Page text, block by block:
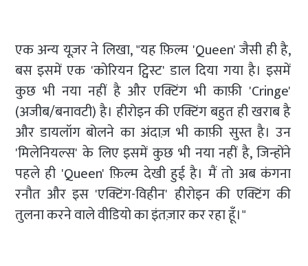
एक अन्य यूज़र ने लिखा, "यह फ़िल्म 'Queen' जैसी ही है,
बस इसमें एक 'कोरियन ट्विस्ट' डाल दिया गया है। इसमें
कुछ भी नया नहीं है और एक्टिंग भी काफ़ी 'Cringe'
(अजीब/बनावटी) है। हीरोइन की एक्टिंग बहुत ही खराब है
और डायलॉग बोलने का अंदाज़ भी काफ़ी सुस्त है। उन
'मिलेनियल्स' के लिए इसमें कुछ भी नया नहीं है, जिन्होंने
पहले ही 'Queen' फ़िल्म देखी हुई है। मैं तो अब कंगना
रनौत और इस 'एक्टिंग-विहीन' हीरोइन की एक्टिंग की
तुलना करने वाले वीडियो का इंतज़ार कर रहा हूँ।"